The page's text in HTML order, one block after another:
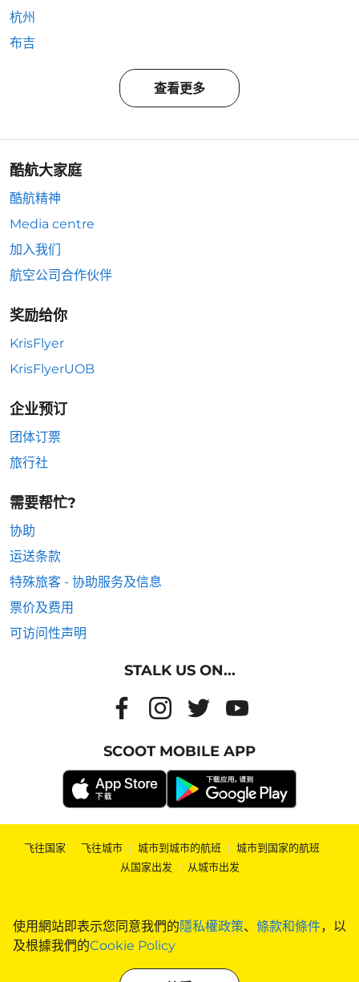
使用網站即表示您同意我們的隱私權政策、 條款和條件，以
及根據我們的Cookie Policy
杭州
布吉
查看更多
酷航大家庭
酷航精神
Media centre
加入我们
航空公司合作伙伴
奖励给你
KrisFlyer
KrisFlyerUOB
企业预订
团体订票
旅行社
需要帮忙?
协助
运送条款
特殊旅客 - 协助服务及信息
票价及费用
可访问性声明
STALK US ON...
SCOOT MOBILE APP
飞往国家 | 飞往城市 | 城市到城市的航班 | 城市到国家的航班 |
从国家出发 | 从城市出发